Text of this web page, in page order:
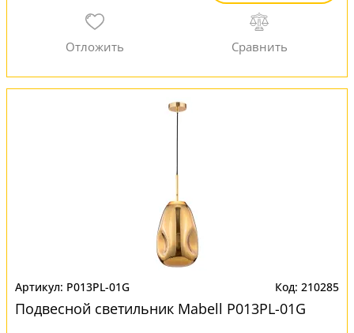
P013PL-01G 210285
Подвесной светильник Mabell P013PL-01G